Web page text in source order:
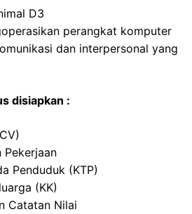
D3
perangkat komputer
dan interpersonal yang
disiapkan :
Pekerjaan
Penduduk (KTP)
(KK)
Catatan Nilai